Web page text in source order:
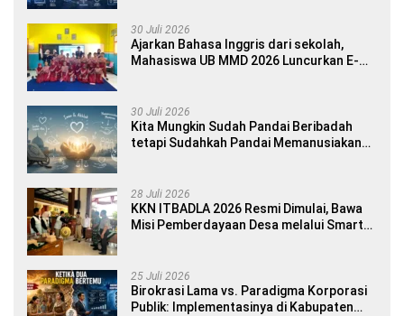
30 Juli 2026
Ajarkan Bahasa Inggris dari sekolah,
Mahasiswa UB MMD 2026 Luncurkan E-
30 Juli 2026
Kita Mungkin Sudah Pandai Beribadah
tetapi Sudahkah Pandai Memanusiakan
28 Juli 2026
KKN ITBADLA 2026 Resmi Dimulai, Bawa
Misi Pemberdayaan Desa melalui Smart
25 Juli 2026
Birokrasi Lama vs. Paradigma Korporasi
Publik: Implementasinya di Kabupaten